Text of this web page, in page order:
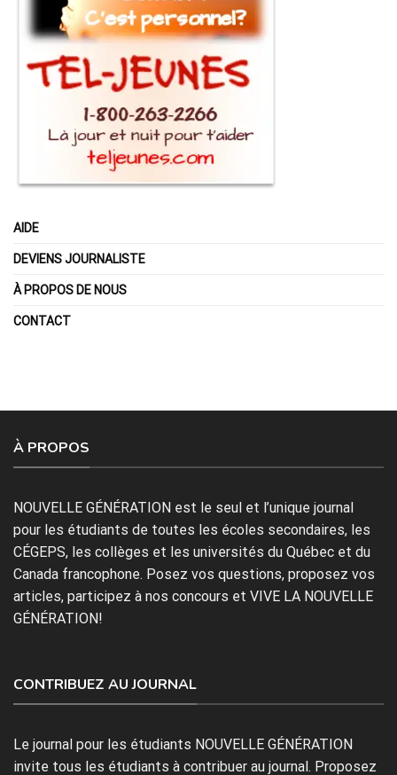
AIDE
DEVIENS JOURNALISTE
À PROPOS DE NOUS
CONTACT
À PROPOS
NOUVELLE GÉNÉRATION est le seul et l’unique journal
pour les étudiants de toutes les écoles secondaires, les
CÉGEPS, les collèges et les universités du Québec et du
Canada francophone. Posez vos questions, proposez vos
articles, participez à nos concours et VIVE LA NOUVELLE
GÉNÉRATION!
CONTRIBUEZ AU JOURNAL
Le journal pour les étudiants NOUVELLE GÉNÉRATION
invite tous les étudiants à contribuer au journal. Proposez